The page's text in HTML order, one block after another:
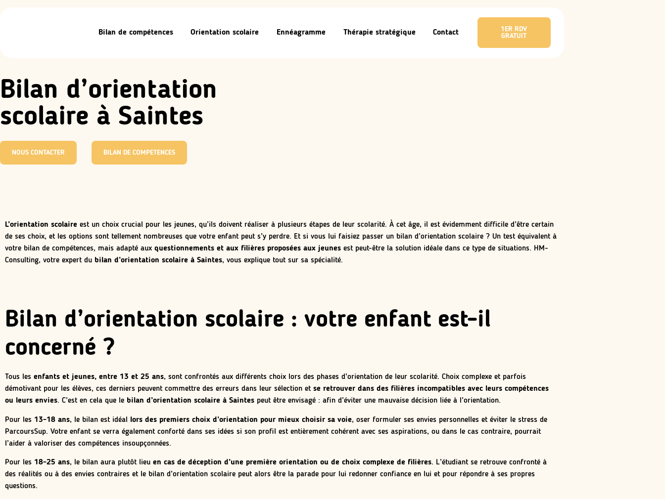
Bilan de compétences Orientation scolaire Ennéagramme Thérapie stratégique Contact
1ER RDV
GRATUIT
Bilan d’orientation
scolaire à Saintes
NOUS CONTACTER BILAN DE COMPETENCES
L’orientation scolaire est un choix crucial pour les jeunes, qu’ils doivent réaliser à plusieurs étapes de leur scolarité. À cet âge, il est évidemment difficile d’être certain
de ses choix, et les options sont tellement nombreuses que votre enfant peut s’y perdre. Et si vous lui faisiez passer un bilan d’orientation scolaire ? Un test équivalent à
votre bilan de compétences, mais adapté aux questionnements et aux filières proposées aux jeunes est peut-être la solution idéale dans ce type de situations. HM-
Consulting, votre expert du bilan d’orientation scolaire à Saintes, vous explique tout sur sa spécialité.
Bilan d’orientation scolaire : votre enfant est-il
concerné ?
Tous les enfants et jeunes, entre 13 et 25 ans, sont confrontés aux différents choix lors des phases d’orientation de leur scolarité. Choix complexe et parfois
démotivant pour les élèves, ces derniers peuvent commettre des erreurs dans leur sélection et se retrouver dans des filières incompatibles avec leurs compétences
ou leurs envies. C’est en cela que le bilan d’orientation scolaire à Saintes peut être envisagé : afin d’éviter une mauvaise décision liée à l’orientation.
Pour les 13-18 ans, le bilan est idéal lors des premiers choix d’orientation pour mieux choisir sa voie, oser formuler ses envies personnelles et éviter le stress de
ParcoursSup. Votre enfant se verra également conforté dans ses idées si son profil est entièrement cohérent avec ses aspirations, ou dans le cas contraire, pourrait
l’aider à valoriser des compétences insoupçonnées.
Pour les 18-25 ans, le bilan aura plutôt lieu en cas de déception d’une première orientation ou de choix complexe de filières. L’étudiant se retrouve confronté à
des réalités ou à des envies contraires et le bilan d’orientation scolaire peut alors être la parade pour lui redonner confiance en lui et pour répondre à ses propres
questions.